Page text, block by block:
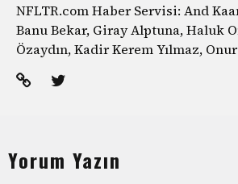
NFLTR.com Haber Servisi: And
Banu Bekar, Giray Alptuna, Haluk
Özaydın, Kadir Kerem Yılmaz,
Yorum Yazın